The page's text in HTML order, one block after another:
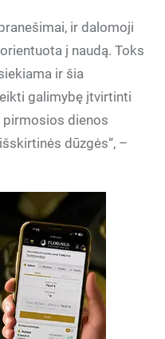
ir dalomoji
į naudą. Toks
ir šia
galimybę įtvirtinti
pirmosios dienos
dūzgės“, –